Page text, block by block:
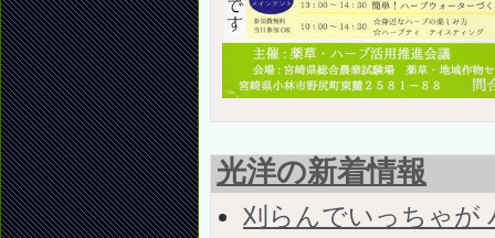
光洋の新着情報
刈らんでいっちゃが